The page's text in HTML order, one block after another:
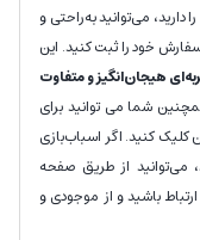
را دارید، می‌توانید به‌راحتی و
خود را ثبت کنید. این
هیجان‌انگیز و متفاوت
شما می توانید برای
کلیک کنید. اگر اسباب‌بازی
می‌توانید از طریق صفحه
ارتباط باشید و از موجودی و